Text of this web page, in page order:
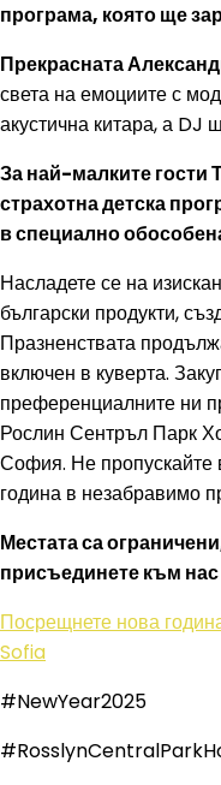
програма, която ще
Прекрасната
света на емоциите с
акустична китара, а DJ
За най-малките гости
страхотна детска
в специално
Насладете се на
български продукти,
Празненствата
включен в куверта.
преференциалните ни
Рослин Сентръл Парк
София. Не пропускайте
година в незабравимо
Местата са
присъединете към
Посрещнете нова
Sofia
#NewYear2025